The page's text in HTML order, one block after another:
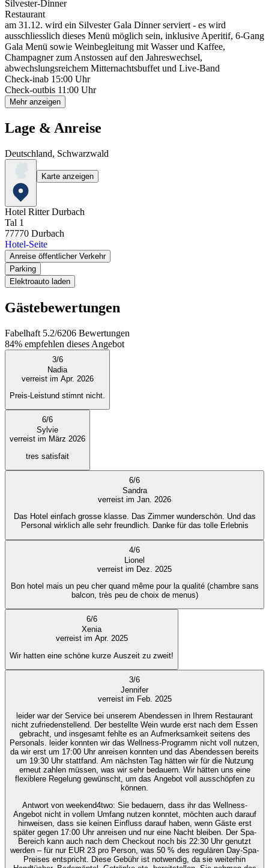
Silvester-Dinner
Restaurant
am 31.12. wird ein Silvester Gala Dinner serviert - es wird
ausschliesslich dieses Menü möglich sein, inklusive Aperitif, 6-Gang
Gala Menü sowie Weinbegleitung mit Wasser und Kaffee,
Champagner zum Anstossen auf den Jahreswechsel,
abwechslungsreichem Mitternachtsbuffet und Live-Band
Check-inab 15:00 Uhr
Check-outbis 11:00 Uhr
Mehr anzeigen
Lage & Anreise
Deutschland, Schwarzwald
Karte anzeigen
Hotel Ritter Durbach
Tal 1
77770 Durbach
Hotel-Seite
Anreise öffentlicher Verkehr
Parking
Elektroauto laden
Gästebewertungen
Fabelhaft 5.2/6206 Bewertungen
84% empfehlen dieses Angebot
3/6
Nadia
verreist im Apr. 2026
Preis-Leistund stimnt nicht.
6/6
Sylvie
verreist im März 2026
tres satisfait
6/6
Sandra
verreist im Jan. 2026
Das Hotel einfach grosse klasse. Das Zimmer wunderschön. Und das
Personal wirklich alle sehr freundlich. Danke für das tolle Erlebnis
4/6
Lionel
verreist im Dez. 2025
Bon hotel mais un peu cher quand même pour la qualité (chambre sans
balcon, très peu de choix de menus)
6/6
Xenia
verreist im Apr. 2025
Wir hatten eine schöne kurze Auszeit zu zweit!
3/6
Jennifer
verreist im Feb. 2025
leider war der Service bei unserem Abendessen in Ihrem Restaurant
nicht zufriedenstellend. Der bestellte Wein wurde erst nach dem Essen
gebracht, und insgesamt fehlte es an Aufmerksamkeit seitens des
Personals. leider konnten wir das Wellness-Programm nicht voll nutzen,
da wir erst um 17:00 Uhr anreisen konnten und das Abendessen bereits
um 19:30 Uhr stattfand. Am nächsten Tag hätten wir für die Nutzung
erneut zahlen müssen, was wir sehr bedauern. Wir hätten uns eine
flexiblere Regelung gewünscht, um das Angebot voll ausschöpfen zu
können.
Antwort von weekend4two: Sie bedauern, dass ihr das Wellness-
Angebot nicht in vollem Umfang nutzen konntet, möchten auch darauf
hinweisen, dass sie keinen Einfluss darauf haben, wenn Gäste erst
später gegen 17:00 Uhr anreisen und nur eine Nacht bleiben. Der Spa-
Bereich kann auch nach dem Checkout noch bis 22:30 Uhr genutzt
werden – für nur EUR 23 pro Person, was 50 % des regulären Day-Spa-
Preises entspricht. Diese Gebühr ist notwendig, da sie weiterhin